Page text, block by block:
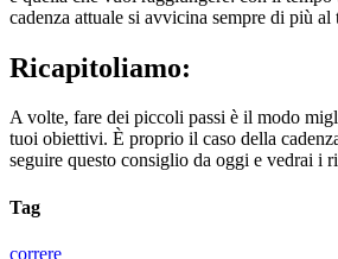
cadenza attuale si avvicina sempre di più
Ricapitoliamo:
A volte, fare dei piccoli passi è il modo
tuoi obiettivi. È proprio il caso della
seguire questo consiglio da oggi e vedrai i
Tag
correre